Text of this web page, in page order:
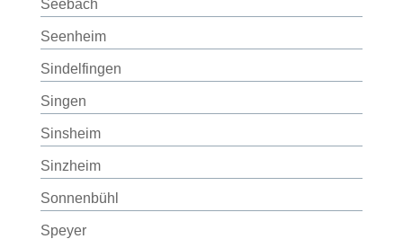
Seebach
Seenheim
Sindelfingen
Singen
Sinsheim
Sinzheim
Sonnenbühl
Speyer